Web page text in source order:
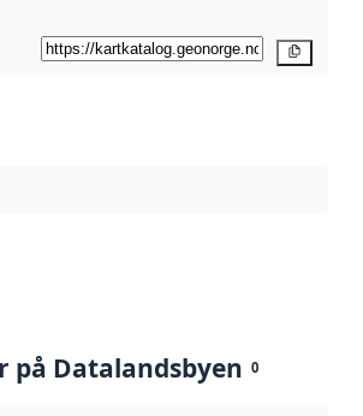
på Datalandsbyen 0